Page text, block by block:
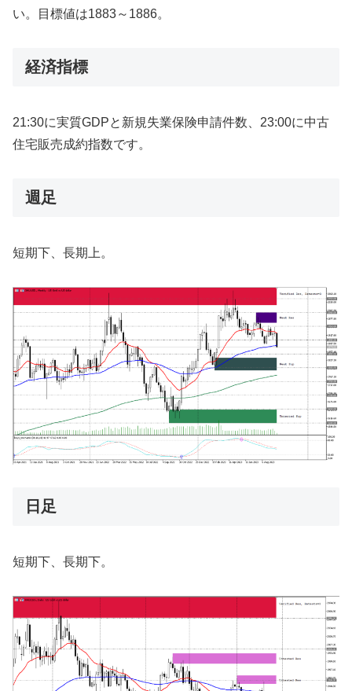
い。目標値は1883～1886。
経済指標
21:30に実質GDPと新規失業保険申請件数、23:00に中古
住宅販売成約指数です。
週足
短期下、長期上。
日足
短期下、長期下。